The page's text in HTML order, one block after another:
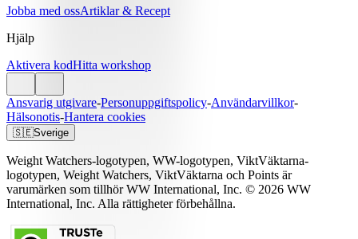
Jobba med ossArtiklar & Recept
Hjälp
Aktivera kodHitta workshop
Ansvarig utgivare-Personuppgiftspolicy-Användarvillkor-
Hälsonotis-Hantera cookies
🇸🇪Sverige
Weight Watchers-logotypen, WW-logotypen, ViktVäktarna-
logotypen, Weight Watchers, ViktVäktarna och Points är
varumärken som tillhör WW International, Inc. © 2026 WW
International, Inc. Alla rättigheter förbehållna.